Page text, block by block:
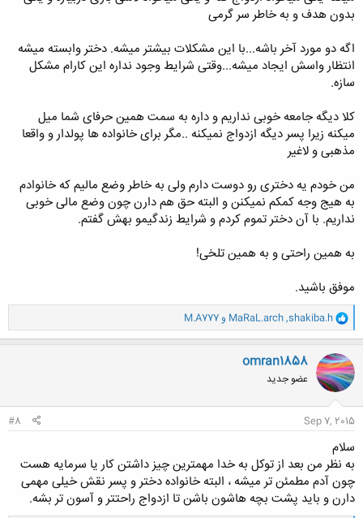
زندگی یعنی با هم تلاش کنید تا خونه و ماشین بخرید.
بدونید که
نگاه این جور مردا تو زندگی و تو این سن مادی شده و رفته تو ساختار زندگی در حالی
که شور و عاطفه او سال های قبل بود که از بین رفت.
.
جل-، ان الله- عز و جل – يقول: «ان يکونوا فقراء يغنهم الله من فضله.» .
هر کس از ترس فقر ازدواج نکند نسبت‏ به لطف خداوند بدگمان شده است. چرا که
خداوند مى‏فرمايد: اگر آنان فقير باشند خداوند از فضل و کرم خود بى نيازشان میکند.
بدون هدف و به خاطر سر گرمی
اگه دو مورد آخر باشه...با این مشکلات بیشتر میشه. دختر وابسته میشه
انتظار واسش ایجاد میشه...وقتی شرایط وجود نداره این کارام مشکل
سازه.
کلا دیگه جامعه خوبی نداریم و داره به سمت همین حرفای شما میل
میکنه زیرا پسر دیگه ازدواج نمیکنه ..مگر برای خانواده ها پولدار و واقعا
مذهبی و لاغیر
من خودم یه دختری رو دوست دارم ولی به خاطر وضع مالیم که خانوادم
به هیج وجه کمکم نمیکنن و البته حق هم دارن چون وضع مالی خوبی
نداریم. با آن دختر تموم کردم و شرایط زندگیمو بهش گفتم.
به همین راحتی و به همین تلخی!
موفق باشید.
و
ا
ک
ن
ش
ه
ا
shakiba.h
,
MaRaL.arch و M.A777
omran1858
عضو جدید
Sep 7, 2015
#8
سلام
به نظر من بعد از توکل به خدا مهمترین چیز داشتن کار یا سرمایه هست
چون آدم مطمئن تر میشه ، البته خانواده دختر و پسر نقش خیلی مهمی
دارن و باید پشت بچه هاشون باشن تا ازدواج راحتتر و آسون تر بشه.